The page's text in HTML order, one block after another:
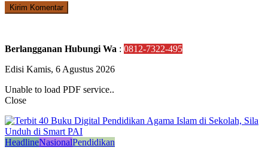
Berlangganan Hubungi Wa : 0812-7322-495
Edisi Kamis, 6 Agustus 2026
Unable to load PDF service..
Close
HeadlineNasionalPendidikan